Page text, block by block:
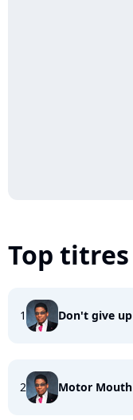
Top titres
1 Don't give up
2 Motor Mouth